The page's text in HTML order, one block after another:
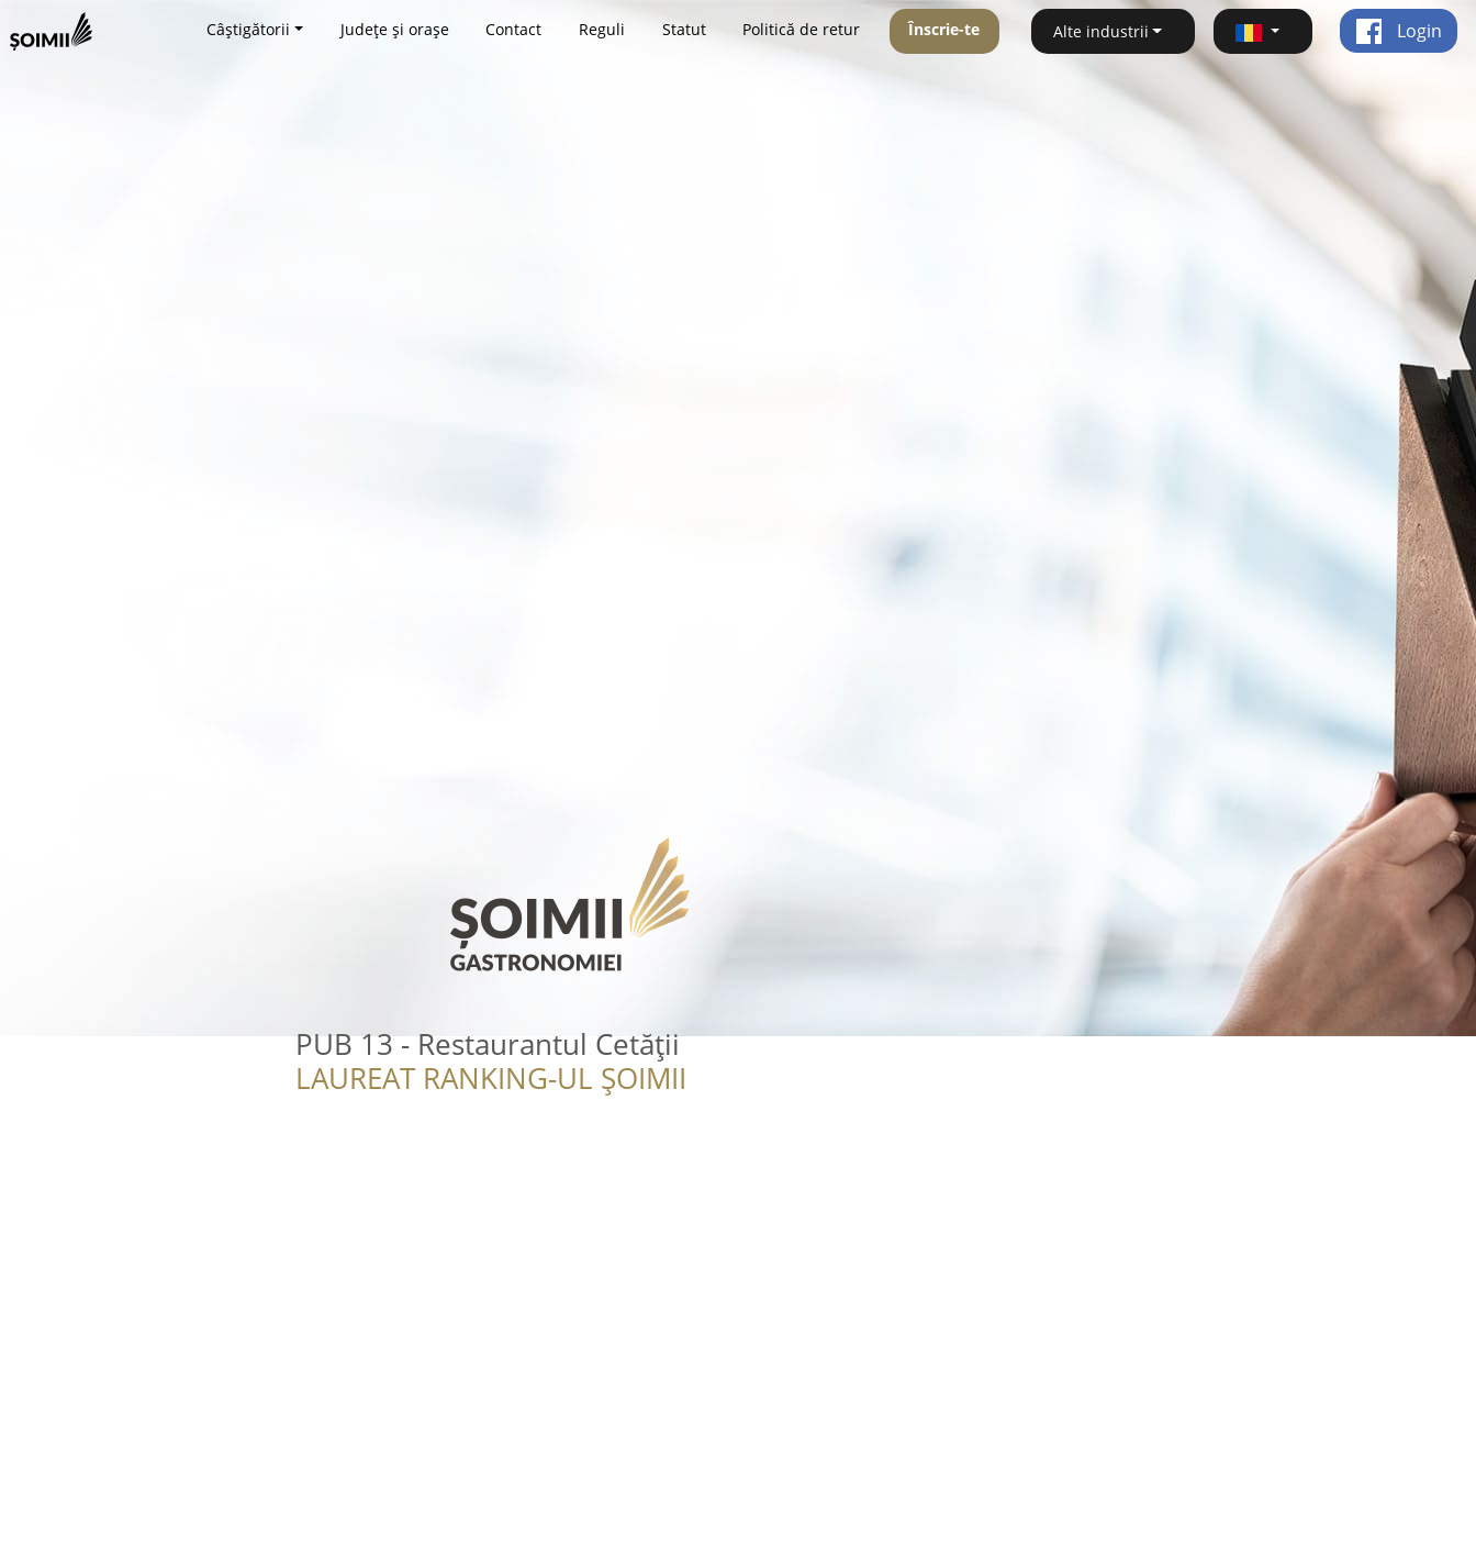
Câștigătorii Județe și orașe Contact Reguli Statut Politică de retur Înscrie-te Alte industrii Login
PUB 13 - Restaurantul Cetății
LAUREAT RANKING-UL ȘOIMII